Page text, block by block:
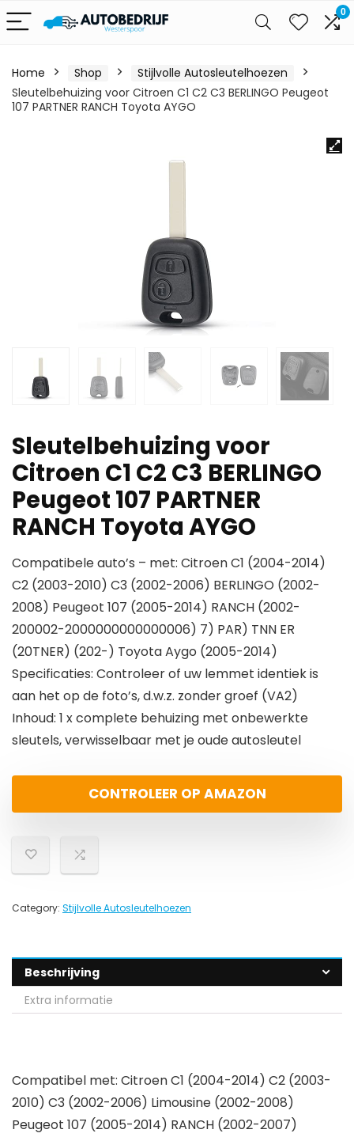
0
Home Shop
Stijlvolle Autosleutelhoezen
Sleutelbehuizing voor Citroen C1 C2 C3 BERLINGO Peugeot
107 PARTNER RANCH Toyota AYGO
Sleutelbehuizing voor
Citroen C1 C2 C3 BERLINGO
Peugeot 107 PARTNER
RANCH Toyota AYGO
Compatibele auto’s – met: Citroen C1 (2004-2014)
C2 (2003-2010) C3 (2002-2006) BERLINGO (2002-
2008) Peugeot 107 (2005-2014) RANCH (2002-
200002-2000000000000006) 7) PAR) TNN ER
(20TNER) (202-) Toyota Aygo (2005-2014)
Specificaties: Controleer of uw lemmet identiek is
aan het op de foto’s, d.w.z. zonder groef (VA2)
Inhoud: 1 x complete behuizing met onbewerkte
sleutels, verwisselbaar met je oude autosleutel
CONTROLEER OP AMAZON
Category: Stijlvolle Autosleutelhoezen
Beschrijving
Extra informatie
Compatibel met: Citroen C1 (2004-2014) C2 (2003-
2010) C3 (2002-2006) Limousine (2002-2008)
Peugeot 107 (2005-2014) RANCH (2002-2007)